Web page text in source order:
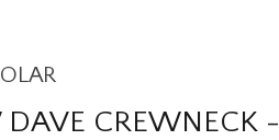
CREWNECK -